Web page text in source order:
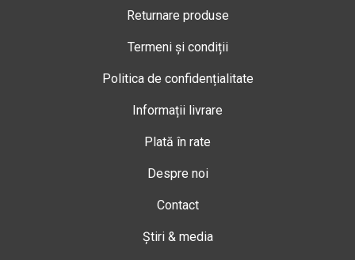
Returnare produse
Termeni și condiții
Politica de confidențialitate
Informații livrare
Plată în rate
Despre noi
Contact
Știri & media